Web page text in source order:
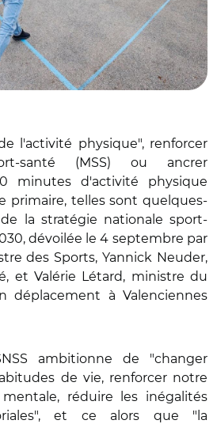
l'activité physique", renforcer
santé (MSS) ou ancrer
minutes d'activité physique
primaire, telles sont quelques-
la stratégie nationale sport-
dévoilée le 4 septembre par
des Sports, Yannick Neuder,
et Valérie Létard, ministre du
déplacement à Valenciennes
ambitionne de "changer
de vie, renforcer notre
réduire les inégalités
et ce alors que "la